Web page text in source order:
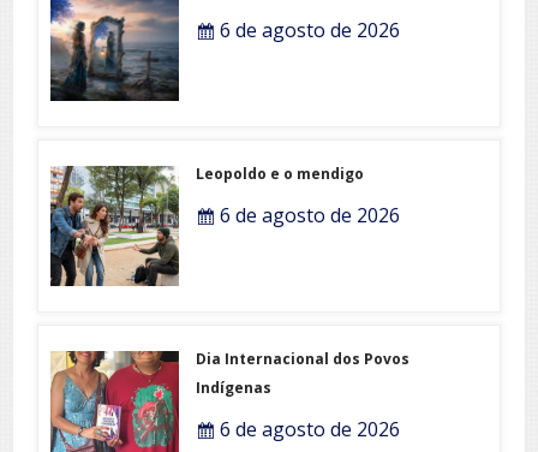
6 de agosto de 2026
Leopoldo e o mendigo
6 de agosto de 2026
Dia Internacional dos Povos
Indígenas
6 de agosto de 2026